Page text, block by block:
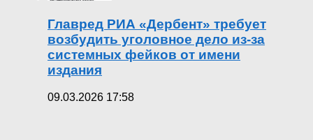
Главред РИА «Дербент» требует
возбудить уголовное дело из-за
системных фейков от имени
издания
09.03.2026 17:58